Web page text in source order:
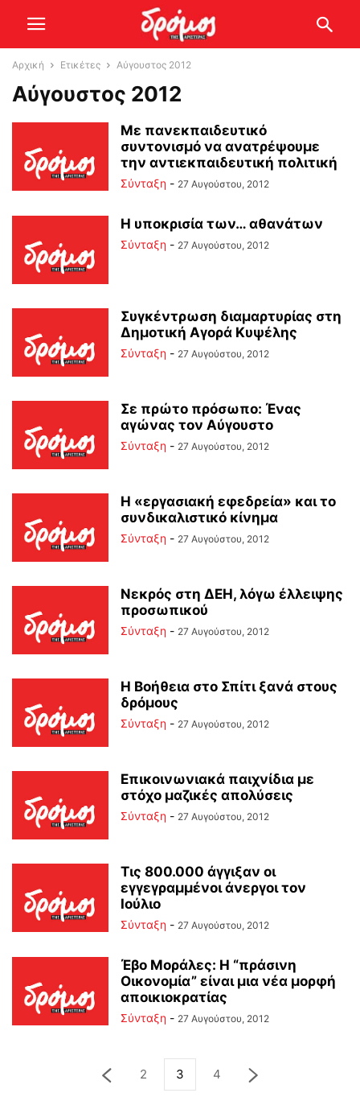
Αρχική Ετικέτες Αύγουστος 2012
Αύγουστος 2012
Με πανεκπαιδευτικό
συντονισμό να ανατρέψουμε
την αντιεκπαιδευτική πολιτική
Σύνταξη - 27 Αυγούστου, 2012
Η υποκρισία των… αθανάτων
Σύνταξη - 27 Αυγούστου, 2012
Συγκέντρωση διαμαρτυρίας στη
Δημοτική Αγορά Κυψέλης
Σύνταξη - 27 Αυγούστου, 2012
Σε πρώτο πρόσωπο: Ένας
αγώνας τον Αύγουστο
Σύνταξη - 27 Αυγούστου, 2012
Η «εργασιακή εφεδρεία» και το
συνδικαλιστικό κίνημα
Σύνταξη - 27 Αυγούστου, 2012
Νεκρός στη ΔΕΗ, λόγω έλλειψης
προσωπικού
Σύνταξη - 27 Αυγούστου, 2012
Η Βοήθεια στο Σπίτι ξανά στους
δρόμους
Σύνταξη - 27 Αυγούστου, 2012
Επικοινωνιακά παιχνίδια με
στόχο μαζικές απολύσεις
Σύνταξη - 27 Αυγούστου, 2012
Τις 800.000 άγγιξαν οι
εγγεγραμμένοι άνεργοι τον
Ιούλιο
Σύνταξη - 27 Αυγούστου, 2012
Έβο Μοράλες: Η “πράσινη
Οικονομία” είναι μια νέα μορφή
αποικιοκρατίας
Σύνταξη - 27 Αυγούστου, 2012
2 3 4